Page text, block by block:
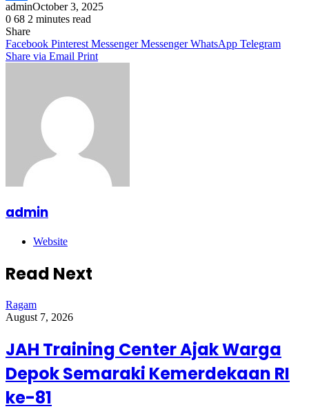
Share
adminOctober 3, 2025
0 68 2 minutes read
Share
Facebook Pinterest Messenger Messenger WhatsApp Telegram
Share via Email Print
admin
Website
Read Next
Ragam
August 7, 2026
JAH Training Center Ajak Warga
Depok Semaraki Kemerdekaan RI
ke-81